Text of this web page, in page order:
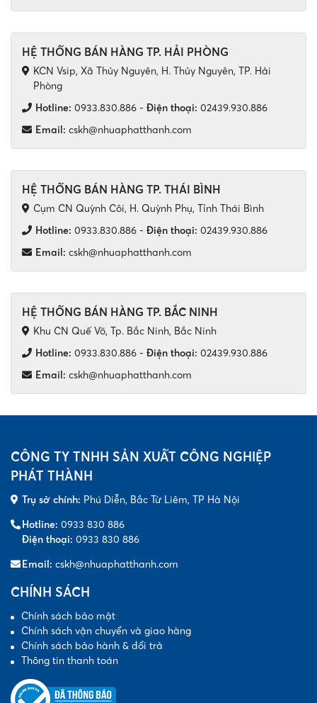
HỆ THỐNG BÁN HÀNG TP. HẢI PHÒNG
KCN Vsip, Xã Thủy Nguyên, H. Thủy Nguyên, TP. Hải
Phòng
Hotline: 0933.830.886 - Điện thoại: 02439.930.886
Email: cskh@nhuaphatthanh.com
HỆ THỐNG BÁN HÀNG TP. THÁI BÌNH
Cụm CN Quỳnh Côi, H. Quỳnh Phụ, Tỉnh Thái Bình
Hotline: 0933.830.886 - Điện thoại: 02439.930.886
Email: cskh@nhuaphatthanh.com
HỆ THỐNG BÁN HÀNG TP. BẮC NINH
Khu CN Quế Võ, Tp. Bắc Ninh, Bắc Ninh
Hotline: 0933.830.886 - Điện thoại: 02439.930.886
Email: cskh@nhuaphatthanh.com
CÔNG TY TNHH SẢN XUẤT CÔNG NGHIỆP
PHÁT THÀNH
Trụ sở chính: Phú Diễn, Bắc Từ Liêm, TP Hà Nội
Hotline: 0933 830 886
Điện thoại: 0933 830 886
Email: cskh@nhuaphatthanh.com
CHÍNH SÁCH
Chính sách bảo mật
Chính sách vận chuyển và giao hàng
Chính sách bảo hành & đổi trả
Thông tin thanh toán